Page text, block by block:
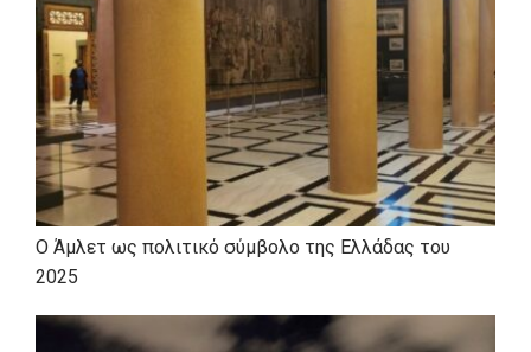
Ο Άμλετ ως πολιτικό σύμβολο της Ελλάδας του
2025